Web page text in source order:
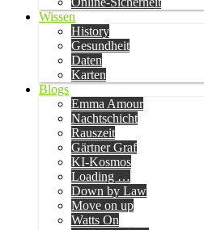
Wissen
History
Gesundheit
Daten
Karten
Blogs
Emma Amour
Nachtschicht
Rauszeit
Gärtner Graf
KI-Kosmos
Loading …
Down by Law
Move on up
Watts On